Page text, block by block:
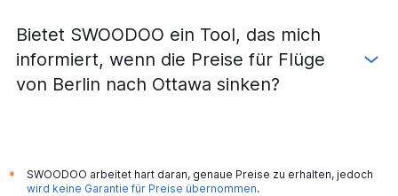
Flüge von Hannover nach Montréal–Pierre Elliott
Trudeau
Flüge von Nürnberg nach Montréal–Pierre Elliott Trudeau
Bietet SWOODOO ein Tool, das mich
informiert, wenn die Preise für Flüge
von Berlin nach Ottawa sinken?
*
SWOODOO arbeitet hart daran, genaue Preise zu erhalten, jedoch
wird keine Garantie für Preise übernommen.